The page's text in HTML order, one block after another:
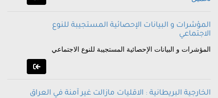
المؤشرات و البيانات الإحصائية المستجيبة للنوع
الاجتماعي
المؤشرات و البيانات الإحصائية المستجيبة للنوع الاجتماعي
الخارجية البريطانية : الاقليات مازالت غير آمنة في العراق